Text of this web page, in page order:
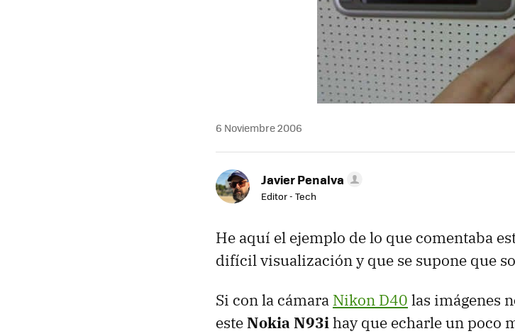
6 Noviembre 2006
Javier Penalva
Editor - Tech
He aquí el ejemplo de lo que comentaba
difícil visualización y que se supone que
Si con la cámara Nikon D40 las imágenes
esteNokia N93ihay que echarle un poco